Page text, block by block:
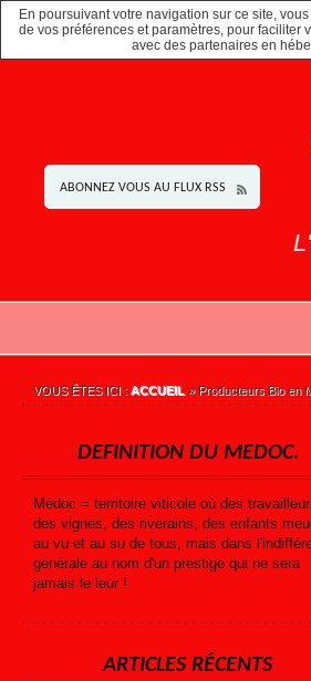
ABONNEZ VOUS AU FLUX RSS
VOUS ÊTES ICI : ACCUEIL » Producteurs Bio en
DEFINITION DU MEDOC.
Médoc = territoire viticole où des
des vignes, des riverains, des enfants
au vu et au su de tous, mais dans
générale au nom d'un prestige qui ne sera
jamais le leur !
ARTICLES RÉCENTS
En poursuivant votre navigation sur ce site,
de vos préférences et paramètres, pour
avec des partenaires en